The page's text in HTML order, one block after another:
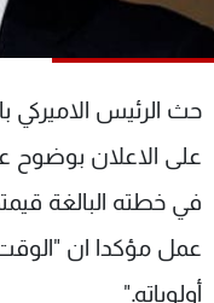
حث الرئيس الاميركي
على الاعلان بوضوح
عمل مؤكدا ان
أولوياته."
البرامج
الترددات
الإنـتـاج
لاعلاناتكم